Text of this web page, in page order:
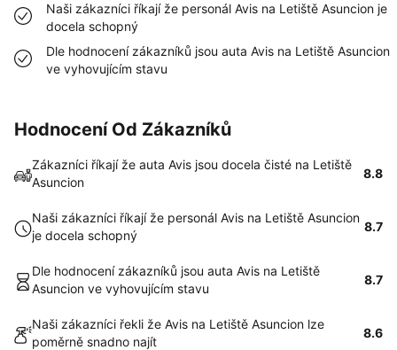
Naši zákazníci říkají že personál Avis na Letiště Asuncion je
docela schopný
Dle hodnocení zákazníků jsou auta Avis na Letiště Asuncion
ve vyhovujícím stavu
Hodnocení Od Zákazníků
Zákazníci říkají že auta Avis jsou docela čisté na Letiště
Asuncion
8.8
Naši zákazníci říkají že personál Avis na Letiště Asuncion
je docela schopný
8.7
Dle hodnocení zákazníků jsou auta Avis na Letiště
Asuncion ve vyhovujícím stavu
8.7
Naši zákazníci řekli že Avis na Letiště Asuncion lze
poměrně snadno najít
8.6